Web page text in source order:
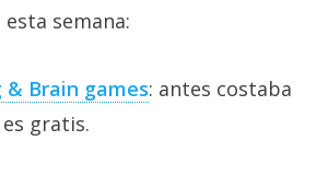
semana:
& Brain games: antes costaba
gratis.